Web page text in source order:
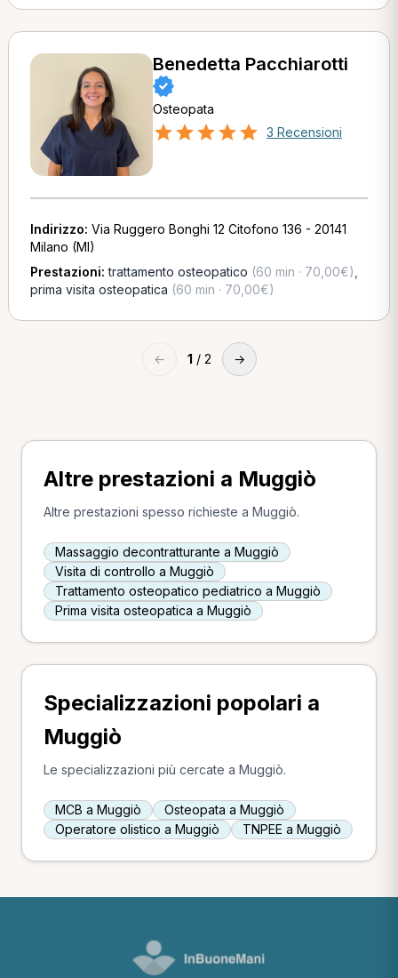
Benedetta Pacchiarotti
Osteopata
3 Recensioni
Indirizzo: Via Ruggero Bonghi 12 Citofono 136 - 20141
Milano (MI)
Prestazioni:trattamento osteopatico (60 min · 70,00€)
prima visita osteopatica (60 min · 70,00€)
← 1 / 2 →
Altre prestazioni a Muggiò
Altre prestazioni spesso richieste a Muggiò.
Massaggio decontratturante a Muggiò
Visita di controllo a Muggiò
Trattamento osteopatico pediatrico a Muggiò
Prima visita osteopatica a Muggiò
Specializzazioni popolari a
Muggiò
Le specializzazioni più cercate a Muggiò.
MCB a Muggiò
Osteopata a Muggiò
Operatore olistico a Muggiò
TNPEE a Muggiò